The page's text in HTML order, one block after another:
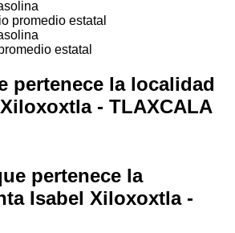
promedio estatal
estatal
pertenece la localidad
- TLAXCALA
pertenece la
Isabel Xiloxoxtla -